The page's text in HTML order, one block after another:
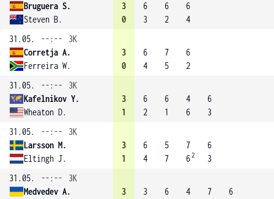
Bruguera S.
Steven B.
3
0
6
3
6
2
6
4
31.05.
--:--
3K
Corretja A.
Ferreira W.
3
0
6
4
7
5
6
2
31.05.
--:--
3K
Kafelnikov Y.
Wheaton D.
3
1
6
2
6
1
4
6
6
3
31.05.
--:--
3K
Larsson M.
Eltingh J.
3
1
6
4
5
7
7
62
6
3
31.05.
--:--
3K
Medvedev A.
3
3
6
4
7
6